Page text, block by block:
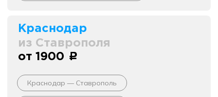
Краснодар
из Ставрополя
от 1900 c
Краснодар — Ставрополь